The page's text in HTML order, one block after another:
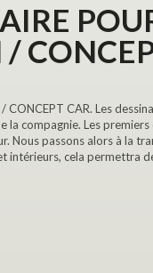
CONCEPT CAR. Les
la compagnie. Les premiers
Nous passons alors à la
intérieurs, cela permettra